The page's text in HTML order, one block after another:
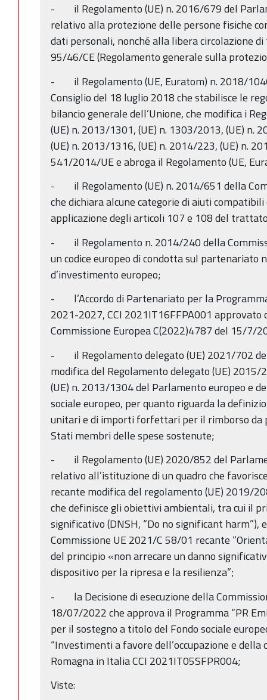
- il Regolamento (UE) n. 2016/679 del
relativo alla protezione delle persone fisiche
dati personali, nonché alla libera circolazione
95/46/CE (Regolamento generale sulla
- il Regolamento (UE, Euratom) n. 2018/
Consiglio del 18 luglio 2018 che stabilisce le
bilancio generale dell’Unione, che modifica i
(UE) n. 2013/1301, (UE) n. 1303/2013, (UE) n.
(UE) n. 2013/1316, (UE) n. 2014/223, (UE) n.
541/2014/UE e abroga il Regolamento (UE,
- il Regolamento (UE) n. 2014/651 della
che dichiara alcune categorie di aiuti
applicazione degli articoli 107 e 108 del
- il Regolamento n. 2014/240 della
un codice europeo di condotta sul
d’investimento europeo;
- l’Accordo di Partenariato per la
2021-2027, CCI 2021IT16FFPA001 approvato
Commissione Europea C(2022)4787 del 15/7/
- il Regolamento delegato (UE) 2021/702
modifica del Regolamento delegato (UE)
(UE) n. 2013/1304 del Parlamento europeo e
sociale europeo, per quanto riguarda la
unitari e di importi forfettari per il rimborso da
Stati membri delle spese sostenute;
- il Regolamento (UE) 2020/852 del
relativo all’istituzione di un quadro che
recante modifica del regolamento (UE) 2019/
che definisce gli obiettivi ambientali, tra cui il
significativo (DNSH, “Do no significant harm”),
Commissione UE 2021/C 58/01 recante
del principio «non arrecare un danno
dispositivo per la ripresa e la resilienza”;
- la Decisione di esecuzione della
18/07/2022 che approva il Programma “PR
per il sostegno a titolo del Fondo sociale
“Investimenti a favore dell’occupazione e della
Romagna in Italia CCI 2021IT05SFPR004;
Viste: